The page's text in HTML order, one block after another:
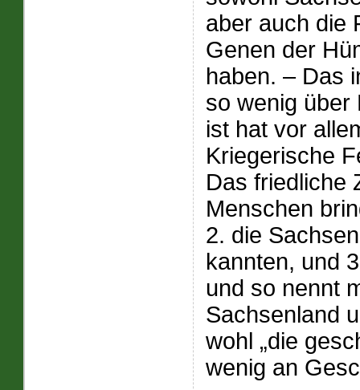
aber auch die
Genen der
haben. – Das
so wenig über
ist hat vor
Kriegerische
Das friedliche
Menschen
2. die
kannten, und
und so nennt
Sachsenland
wohl „die
wenig an